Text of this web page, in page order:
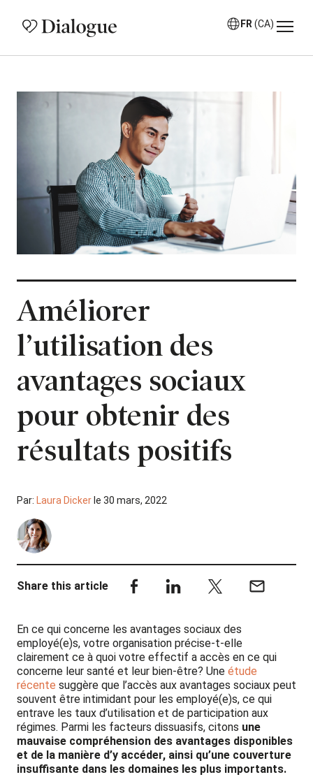
FR (CA)
Améliorer
l’utilisation des
avantages sociaux
pour obtenir des
résultats positifs
Par: Laura Dicker le 30 mars, 2022
Share this article
En ce qui concerne les avantages sociaux des
employé(e)s, votre organisation précise-t-elle
clairement ce à quoi votre effectif a accès en ce qui
concerne leur santé et leur bien-être? Une étude
récente suggère que l’accès aux avantages sociaux peut
souvent être intimidant pour les employé(e)s, ce qui
entrave les taux d’utilisation et de participation aux
régimes. Parmi les facteurs dissuasifs, citons une
mauvaise compréhension des avantages disponibles
et de la manière d’y accéder, ainsi qu’une couverture
insuffisante dans les domaines les plus importants.